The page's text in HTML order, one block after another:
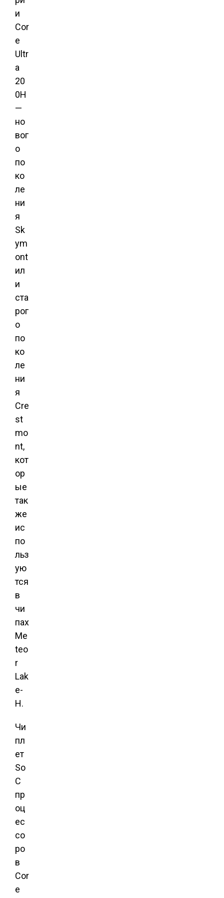
и
Cor
e
Ultr
a
20
0H
—
но
вог
о
по
ко
ле
ни
я
Sk
ym
ont
ил
и
ста
рог
о
по
ко
ле
ни
я
Cre
st
mo
nt,
кот
ор
ые
так
же
ис
по
льз
ую
тся
в
чи
пах
Me
teo
r
Lak
e-
H.
Чи
пл
ет
So
C
пр
оц
ес
со
ро
в
Cor
e